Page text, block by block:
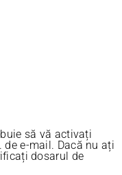
să vă activați
e-mail. Dacă nu ați
dosarul de